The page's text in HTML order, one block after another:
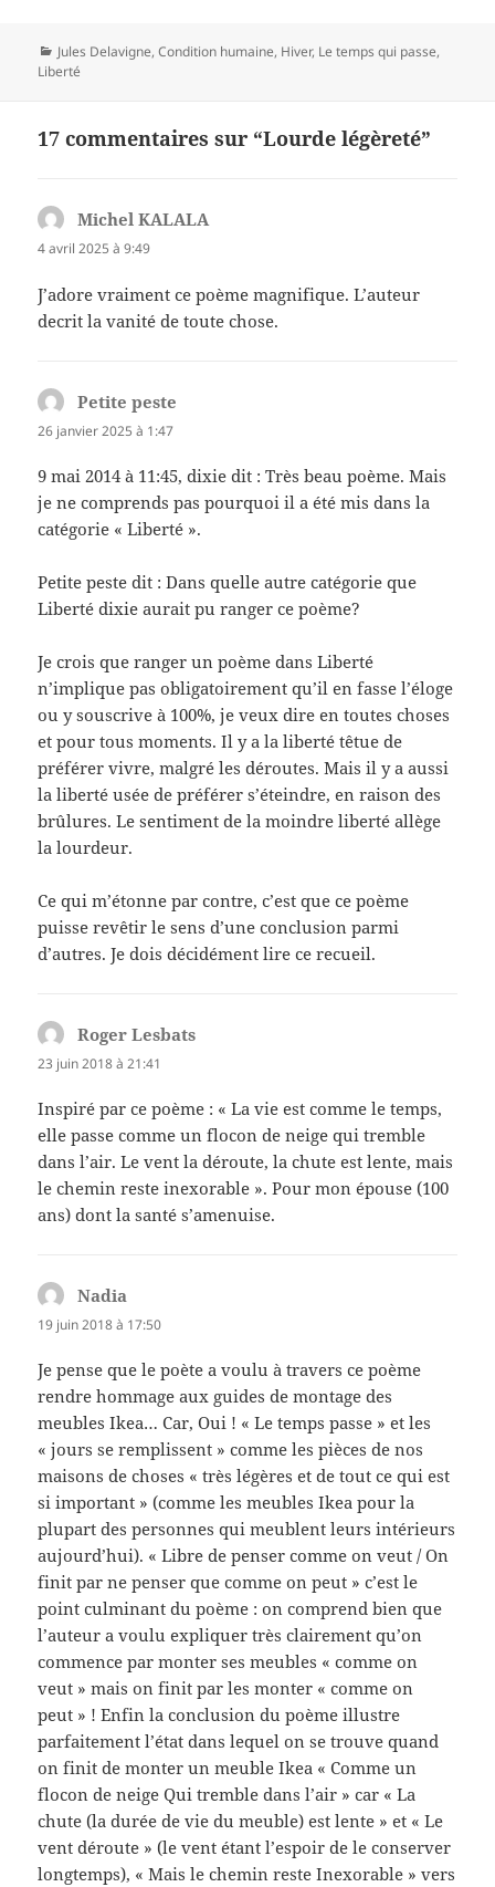
Catégories
Jules Delavigne,Condition humaine, Hiver, Le temps qui passe,
Liberté
17 commentaires sur “Lourde légèreté”
Michel KALALAdit :
4 avril 2025 à 9:49
J’adore vraiment ce poème magnifique. L’auteur
decrit la vanité de toute chose.
Petite peste
26 janvier 2025 à 1:47
9 mai 2014 à 11:45, dixie dit : Très beau poème. Mais
je ne comprends pas pourquoi il a été mis dans la
catégorie « Liberté ».
Petite peste dit : Dans quelle autre catégorie que
Liberté dixie aurait pu ranger ce poème?
Je crois que ranger un poème dans Liberté
n’implique pas obligatoirement qu’il en fasse l’éloge
ou y souscrive à 100%, je veux dire en toutes choses
et pour tous moments. Il y a la liberté têtue de
préférer vivre, malgré les déroutes. Mais il y a aussi
la liberté usée de préférer s’éteindre, en raison des
brûlures. Le sentiment de la moindre liberté allège
la lourdeur.
Ce qui m’étonne par contre, c’est que ce poème
puisse revêtir le sens d’une conclusion parmi
d’autres. Je dois décidément lire ce recueil.
Roger Lesbats
23 juin 2018 à 21:41
Inspiré par ce poème : « La vie est comme le temps,
elle passe comme un flocon de neige qui tremble
dans l’air. Le vent la déroute, la chute est lente, mais
le chemin reste inexorable ». Pour mon épouse (100
ans) dont la santé s’amenuise.
Nadia
19 juin 2018 à 17:50
Je pense que le poète a voulu à travers ce poème
rendre hommage aux guides de montage des
meubles Ikea… Car, Oui ! « Le temps passe » et les
« jours se remplissent » comme les pièces de nos
maisons de choses « très légères et de tout ce qui est
si important » (comme les meubles Ikea pour la
plupart des personnes qui meublent leurs intérieurs
aujourd’hui). « Libre de penser comme on veut / On
finit par ne penser que comme on peut » c’est le
point culminant du poème : on comprend bien que
l’auteur a voulu expliquer très clairement qu’on
commence par monter ses meubles « comme on
veut » mais on finit par les monter « comme on
peut » ! Enfin la conclusion du poème illustre
parfaitement l’état dans lequel on se trouve quand
on finit de monter un meuble Ikea « Comme un
flocon de neige Qui tremble dans l’air » car « La
chute (la durée de vie du meuble) est lente » et « Le
vent déroute » (le vent étant l’espoir de le conserver
longtemps), « Mais le chemin reste Inexorable » vers